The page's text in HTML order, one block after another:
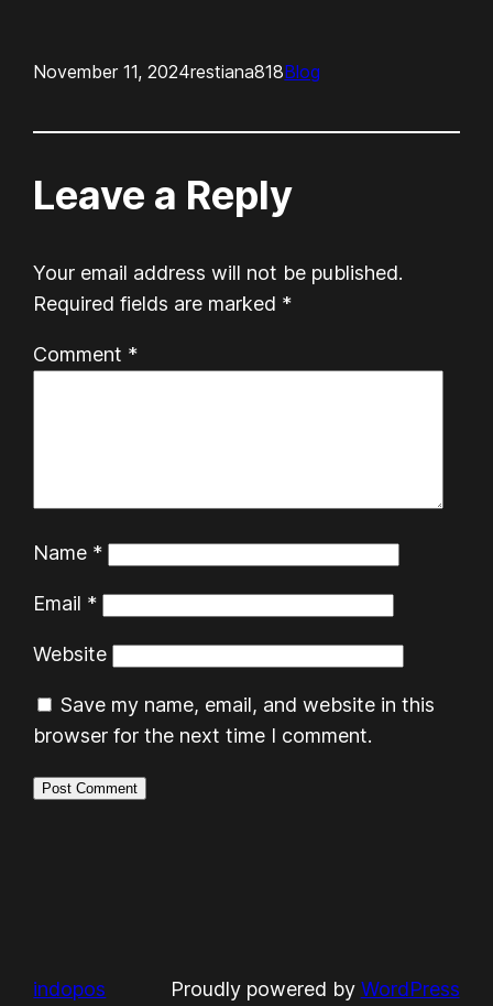
November 11, 2024restiana818Blog
Leave a Reply
Your email address will not be published.
Required fields are marked *
Comment *
Name *
Email *
Website
Save my name, email, and website in this
browser for the next time I comment.
indopos Proudly powered by WordPress